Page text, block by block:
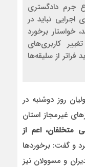
جرم دادگستری
اجرایی نباید در
خواستار برخورد
کاربری‌های
از سلیقه‌ها
روز دوشنبه در
غیرمجاز استان
متخلفان، اعم از
و گفت: برخوردها
و مسوولان نیز